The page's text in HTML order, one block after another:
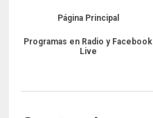
Página Principal
Programas en Radio y Facebook
Live